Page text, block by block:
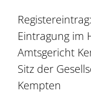
Registereintrag:
Eintragung im
Amtsgericht
Sitz der
Kempten